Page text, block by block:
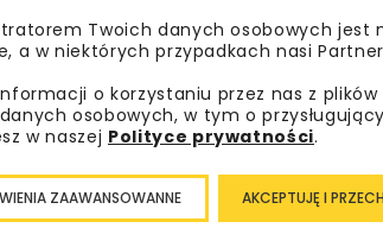
Twoich danych osobowych jest
a w niektórych przypadkach nasi
o korzystaniu przez nas z
osobowych, w tym o
w naszej Polityce prywatności.
AKCEPTUJĘ I
ZAAWANSOWANNE